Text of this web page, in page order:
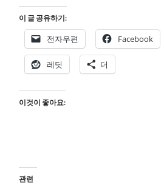
이 글 공유하기:
전자우편 Facebook
레딧 더
이것이 좋아요:
관련